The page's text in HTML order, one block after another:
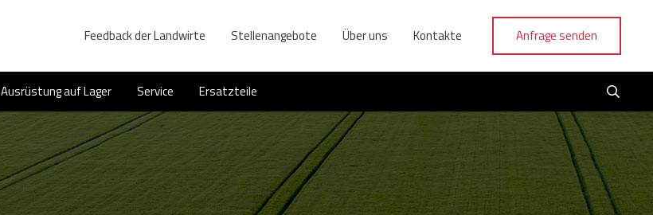
Feedback der Landwirte Stellenangebote Über uns Kontakte Anfrage senden
Ausrüstung auf Lager Service Ersatzteile